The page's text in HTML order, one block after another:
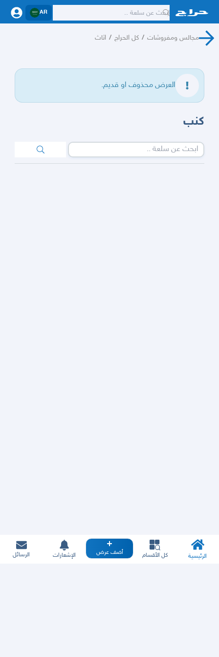
AR
مجالس ومفروشات / كل الحراج / اثاث
العرض محذوف او قديم.
كنب
الرئيسية كل الأقسام أضف عرض الإشعارات الرسائل